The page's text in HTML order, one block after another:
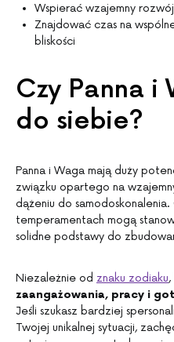
Wspierać wzajemny
Znajdować czas na
bliskości
Czy Panna i
do siebie?
Panna i Waga mają duży
związku opartego na
dążeniu do
temperamentach mogą
solidne podstawy do
Niezależnie od znaku zodiaku,
zaangażowania, pracy i
Jeśli szukasz bardziej
Twojej unikalnej sytuacji,